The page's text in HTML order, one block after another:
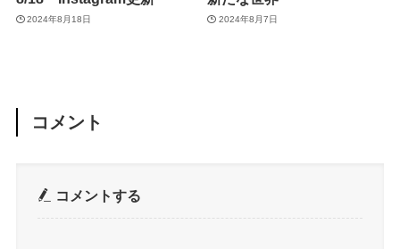
2024年8月18日 2024年8月7日
コメント
コメントする